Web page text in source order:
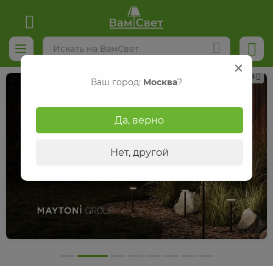
Реклама
Ваш город: Москва?
Да, верно
Нет, другой